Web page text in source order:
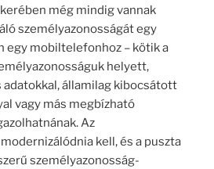
még mindig vannak
személyazonosságát egy
egy mobiltelefonhoz – kötik a
helyett,
államilag kibocsátott
vagy más megbízható
Az
kell, és a puszta
személyazonosság-